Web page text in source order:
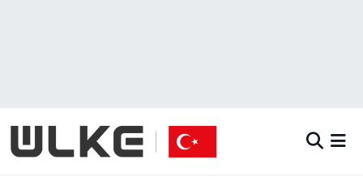
Gündem
Gündem
İstanbul Namaz Vakitleri